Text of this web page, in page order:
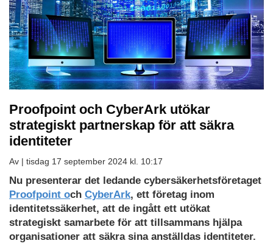
Proofpoint och CyberArk utökar
strategiskt partnerskap för att säkra
identiteter
Av | tisdag 17 september 2024 kl. 10:17
Nu presenterar det ledande cybersäkerhetsföretaget
Proofpoint och CyberArk, ett företag inom
identitetssäkerhet, att de ingått ett utökat
strategiskt samarbete för att tillsammans hjälpa
organisationer att säkra sina anställdas identiteter.